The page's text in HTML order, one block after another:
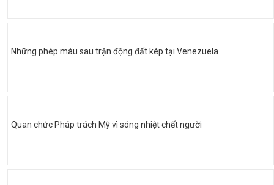
Những phép màu sau trận động đất kép tại Venezuela
Quan chức Pháp trách Mỹ vì sóng nhiệt chết người